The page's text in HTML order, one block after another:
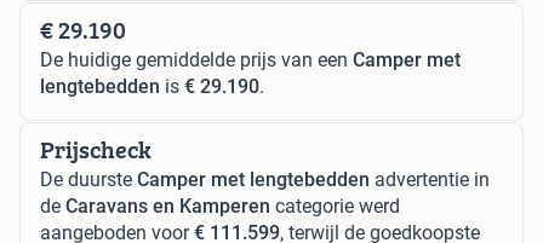
€ 29.190
De huidige gemiddelde prijs van een Camper met
lengtebedden is € 29.190.
Prijscheck
De duurste Camper met lengtebedden advertentie in
de Caravans en Kamperen categorie werd
aangeboden voor€ 111.599, terwijl de goedkoopste